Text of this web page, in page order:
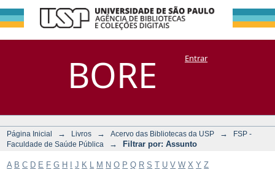
BORE
Filtrar por:
Assunto
DSpace/Manakin + CoriscoEntrar
Página Inicial → Livros → Acervo das Bibliotecas da USP →
FSP -
Faculdade de Saúde Pública
→ Filtrar por: Assunto
A B C D E F G H J K M N O P Q R S T U V W X Y Z